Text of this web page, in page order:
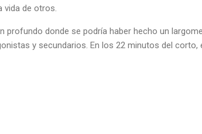
de otros.
profundo donde se podría haber hecho un
y secundarios. En los 22 minutos del